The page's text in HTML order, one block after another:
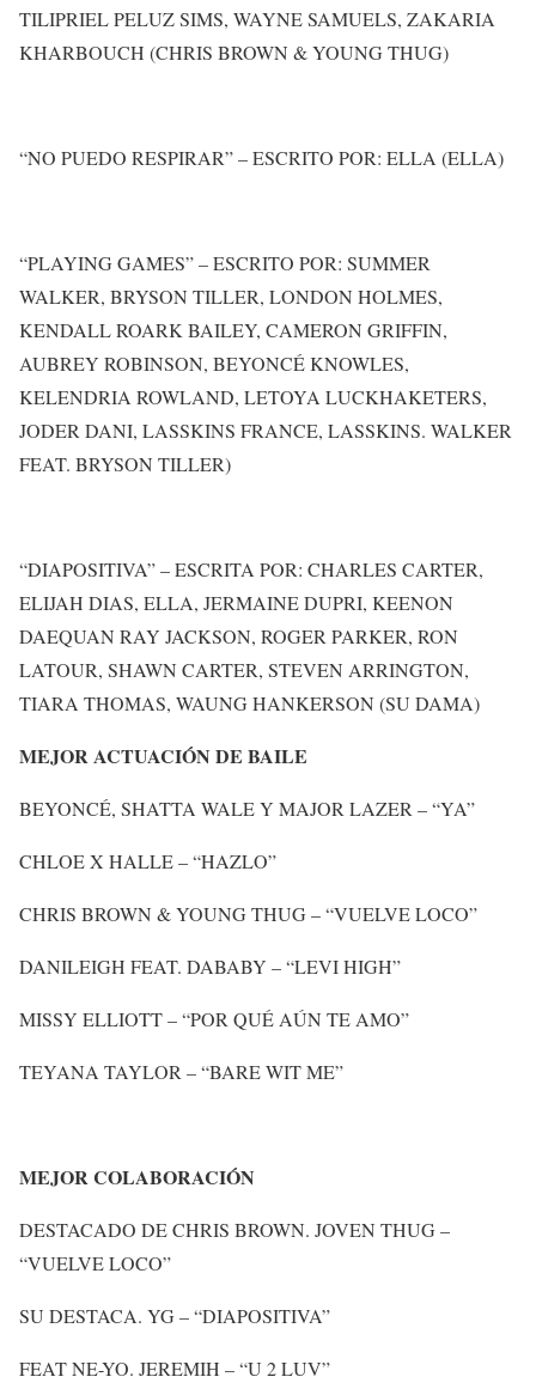
TILIPRIEL PELUZ SIMS, WAYNE SAMUELS, ZAKARIA
KHARBOUCH (CHRIS BROWN & YOUNG THUG)
“NO PUEDO RESPIRAR” – ESCRITO POR: ELLA (ELLA)
“PLAYING GAMES” – ESCRITO POR: SUMMER
WALKER, BRYSON TILLER, LONDON HOLMES,
KENDALL ROARK BAILEY, CAMERON GRIFFIN,
AUBREY ROBINSON, BEYONCÉ KNOWLES,
KELENDRIA ROWLAND, LETOYA LUCKHAKETERS,
JODER DANI, LASSKINS FRANCE, LASSKINS. WALKER
FEAT. BRYSON TILLER)
“DIAPOSITIVA” – ESCRITA POR: CHARLES CARTER,
ELIJAH DIAS, ELLA, JERMAINE DUPRI, KEENON
DAEQUAN RAY JACKSON, ROGER PARKER, RON
LATOUR, SHAWN CARTER, STEVEN ARRINGTON,
TIARA THOMAS, WAUNG HANKERSON (SU DAMA)
MEJOR ACTUACIÓN DE BAILE
BEYONCÉ, SHATTA WALE Y MAJOR LAZER – “YA”
CHLOE X HALLE – “HAZLO”
CHRIS BROWN & YOUNG THUG – “VUELVE LOCO”
DANILEIGH FEAT. DABABY – “LEVI HIGH”
MISSY ELLIOTT – “POR QUÉ AÚN TE AMO”
TEYANA TAYLOR – “BARE WIT ME”
MEJOR COLABORACIÓN
DESTACADO DE CHRIS BROWN. JOVEN THUG –
“VUELVE LOCO”
SU DESTACA. YG – “DIAPOSITIVA”
FEAT NE-YO. JEREMIH – “U 2 LUV”